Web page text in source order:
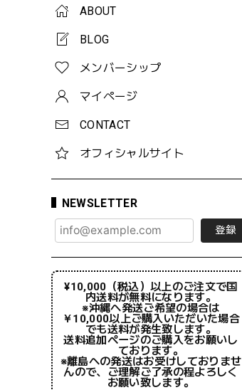
ABOUT
BLOG
メンバーシップ
マイページ
CONTACT
オフィシャルサイト
NEWSLETTER
登録
¥10,000（税込）以上のご注文で国
内送料が無料になります。
※沖縄へ発送ご希望の場合は
￥10,000以上ご購入いただいた場合
でも送料が発生致します。
送料追加ページのご購入をお願いし
ております。
※離島への発送はお受けしておりませ
んので、ご理解ご了承の程よろしく
お願い致します。